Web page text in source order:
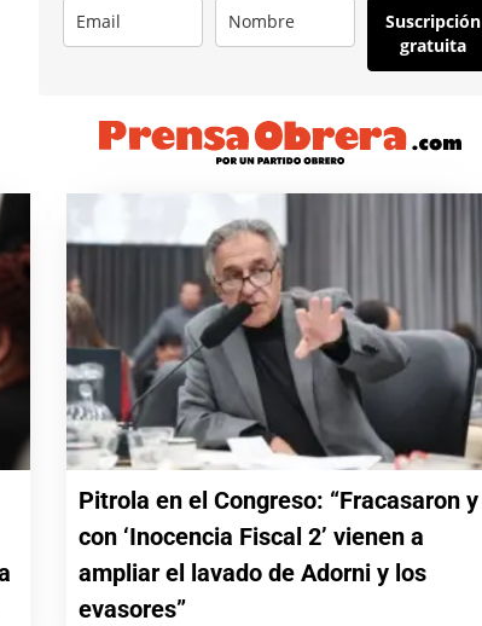
Suscripción
gratuita
Pitrola en el Congreso: “Fracasaron y
con ‘Inocencia Fiscal 2’ vienen a
ampliar el lavado de Adorni y los
evasores”